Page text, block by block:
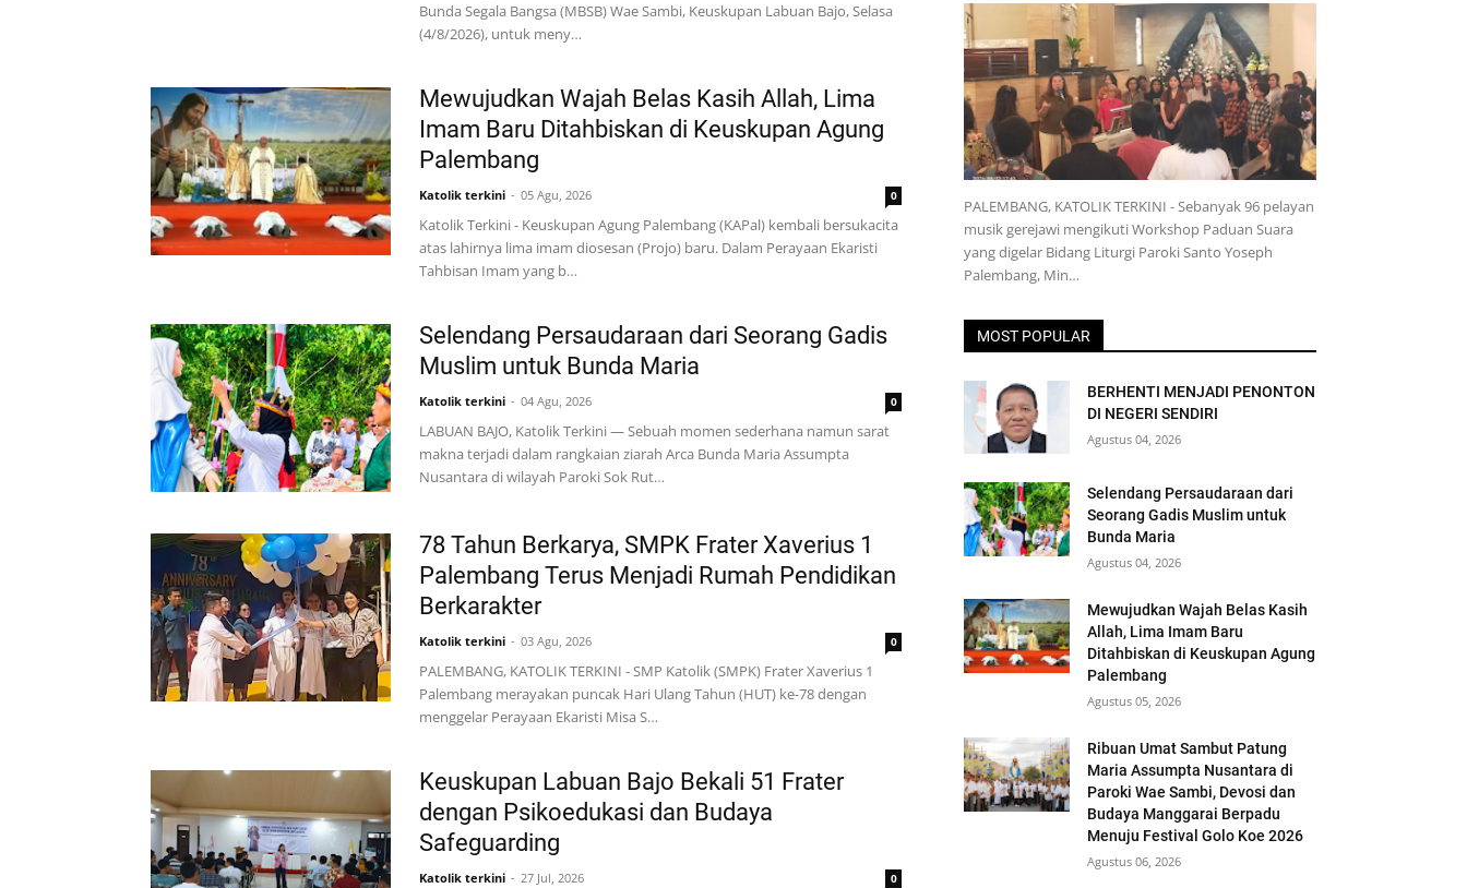
Bunda Segala Bangsa (MBSB) Wae Sambi, Keuskupan Labuan Bajo, Selasa
(4/8/2026), untuk meny…
Mewujudkan Wajah Belas Kasih Allah, Lima
Imam Baru Ditahbiskan di Keuskupan Agung
Palembang
Katolik terkini 05 Agu, 2026 0
Katolik Terkini - Keuskupan Agung Palembang (KAPal) kembali bersukacita
atas lahirnya lima imam diosesan (Projo) baru. Dalam Perayaan Ekaristi
Tahbisan Imam yang b…
Selendang Persaudaraan dari Seorang Gadis
Muslim untuk Bunda Maria
Katolik terkini 04 Agu, 2026 0
LABUAN BAJO, Katolik Terkini — Sebuah momen sederhana namun sarat
makna terjadi dalam rangkaian ziarah Arca Bunda Maria Assumpta
Nusantara di wilayah Paroki Sok Rut…
78 Tahun Berkarya, SMPK Frater Xaverius 1
Palembang Terus Menjadi Rumah Pendidikan
Berkarakter
Katolik terkini 03 Agu, 2026 0
PALEMBANG, KATOLIK TERKINI - SMP Katolik (SMPK) Frater Xaverius 1
Palembang merayakan puncak Hari Ulang Tahun (HUT) ke-78 dengan
menggelar Perayaan Ekaristi Misa S…
Keuskupan Labuan Bajo Bekali 51 Frater
dengan Psikoedukasi dan Budaya
Safeguarding
Katolik terkini 27 Jul, 2026 0
PALEMBANG, KATOLIK TERKINI - Sebanyak 96 pelayan
musik gerejawi mengikuti Workshop Paduan Suara
yang digelar Bidang Liturgi Paroki Santo Yoseph
Palembang, Min…
MOST POPULAR
BERHENTI MENJADI PENONTON
DI NEGERI SENDIRI
Agustus 04, 2026
Selendang Persaudaraan dari
Seorang Gadis Muslim untuk
Bunda Maria
Agustus 04, 2026
Mewujudkan Wajah Belas Kasih
Allah, Lima Imam Baru
Ditahbiskan di Keuskupan Agung
Palembang
Agustus 05, 2026
Ribuan Umat Sambut Patung
Maria Assumpta Nusantara di
Paroki Wae Sambi, Devosi dan
Budaya Manggarai Berpadu
Menuju Festival Golo Koe 2026
Agustus 06, 2026